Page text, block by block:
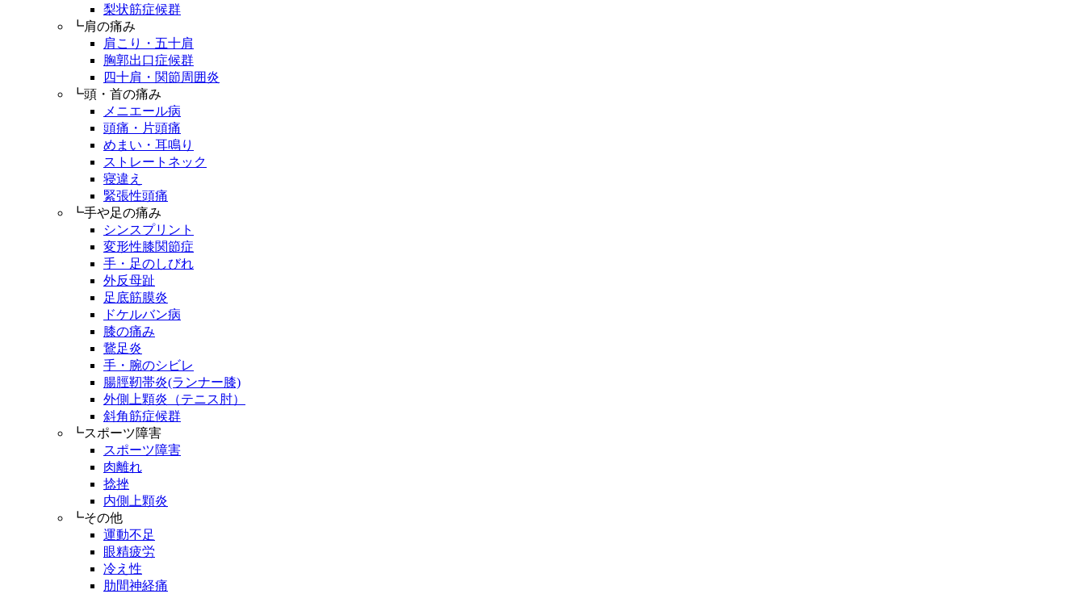
梨状筋症候群
┗肩の痛み
肩こり・五十肩
胸郭出口症候群
四十肩・関節周囲炎
┗頭・首の痛み
メニエール病
頭痛・片頭痛
めまい・耳鳴り
ストレートネック
寝違え
緊張性頭痛
┗手や足の痛み
シンスプリント
変形性膝関節症
手・足のしびれ
外反母趾
足底筋膜炎
ドケルバン病
膝の痛み
鵞足炎
手・腕のシビレ
腸脛靭帯炎(ランナー膝)
外側上顆炎（テニス肘）
斜角筋症候群
┗スポーツ障害
スポーツ障害
肉離れ
捻挫
内側上顆炎
┗その他
運動不足
眼精疲労
冷え性
肋間神経痛